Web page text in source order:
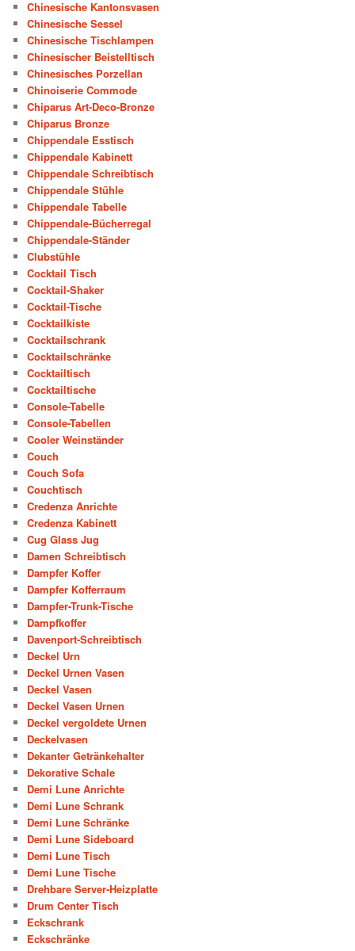
Chinesische Kantonsvasen
Chinesische Sessel
Chinesische Tischlampen
Chinesischer Beistelltisch
Chinesisches Porzellan
Chinoiserie Commode
Chiparus Art-Deco-Bronze
Chiparus Bronze
Chippendale Esstisch
Chippendale Kabinett
Chippendale Schreibtisch
Chippendale Stühle
Chippendale Tabelle
Chippendale-Bücherregal
Chippendale-Ständer
Clubstühle
Cocktail Tisch
Cocktail-Shaker
Cocktail-Tische
Cocktailkiste
Cocktailschrank
Cocktailschränke
Cocktailtisch
Cocktailtische
Console-Tabelle
Console-Tabellen
Cooler Weinständer
Couch
Couch Sofa
Couchtisch
Credenza Anrichte
Credenza Kabinett
Cug Glass Jug
Damen Schreibtisch
Dampfer Koffer
Dampfer Kofferraum
Dampfer-Trunk-Tische
Dampfkoffer
Davenport-Schreibtisch
Deckel Urn
Deckel Urnen Vasen
Deckel Vasen
Deckel Vasen Urnen
Deckel vergoldete Urnen
Deckelvasen
Dekanter Getränkehalter
Dekorative Schale
Demi Lune Anrichte
Demi Lune Schrank
Demi Lune Schränke
Demi Lune Sideboard
Demi Lune Tisch
Demi Lune Tische
Drehbare Server-Heizplatte
Drum Center Tisch
Eckschrank
Eckschränke